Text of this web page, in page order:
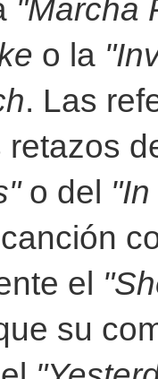
"Marcha
o la
. Las
o del
el
su